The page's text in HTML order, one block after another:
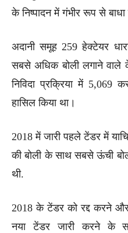
के निष्पादन में गंभीर रूप से
अदानी समूह 259 हेक्टेयर
सबसे अधिक बोली लगाने
निविदा प्रक्रिया में 5,069
हासिल किया था।
2018 में जारी पहले टेंडर में
की बोली के साथ सबसे ऊंची
थी.
2018 के टेंडर को रद्द करने
नया टेंडर जारी करने के